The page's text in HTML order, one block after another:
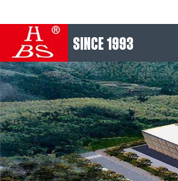
SINCE 1993